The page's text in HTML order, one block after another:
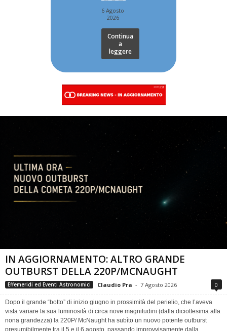
6 Agosto
2026
Continua
a
leggere
IN AGGIORNAMENTO: ALTRO GRANDE
OUTBURST DELLA 220P/MCNAUGHT
Effemeridi ed Eventi Astronomici Claudio Pra - 7 Agosto 2026 0
Dopo il grande “botto” di inizio giugno in prossimità del perielio, che l’aveva
vista variare la sua luminosità di circa nove magnitudini (dalla diciottesima alla
nona grandezza) la 220P/ McNaught ha subìto un nuovo potente outburst